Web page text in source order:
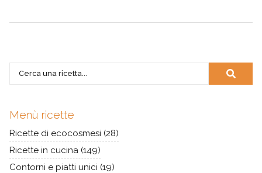
Menù ricette
Ricette di ecocosmesi (28)
Ricette in cucina (149)
Contorni e piatti unici (19)